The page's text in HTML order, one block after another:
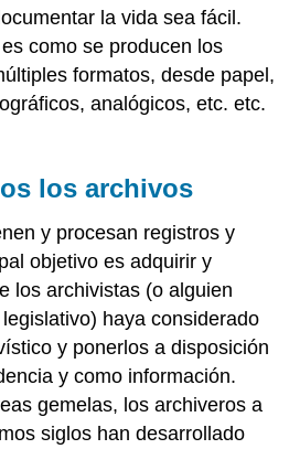
la vida sea fácil.
como se producen los
formatos, desde papel,
analógicos, etc. etc.
los archivos
y procesan registros y
objetivo es adquirir y
los archivistas (o alguien
haya considerado
y ponerlos a disposición
y como información.
gemelas, los archiveros a
siglos han desarrollado